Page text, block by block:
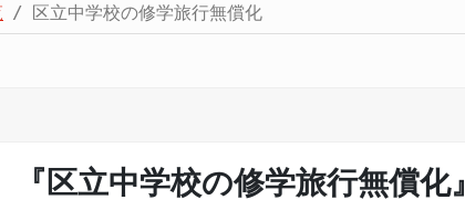
区立中学校の修学旅行無償化
『区立中学校の修学旅行無償化』